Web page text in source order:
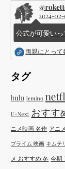
2024-
公式が可愛い
両親にとって
タグ
hulu lemino
U-Next おすす
ニメ映画 名作 アニ
プライム 映画 キムテ
メ おすすめ 冬 今期